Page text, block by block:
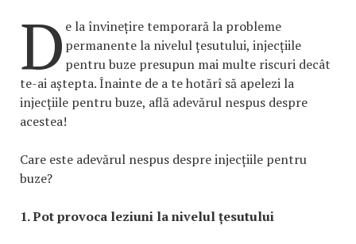
D e la învinețire temporară la probleme
permanente la nivelul țesutului, injecțiile
pentru buze presupun mai multe riscuri decât
te-ai aștepta. Înainte de a te hotărî să apelezi la
injecțiile pentru buze, află adevărul nespus despre
acestea!
Care este adevărul nespus despre injecțiile pentru
buze?
1. Pot provoca leziuni la nivelul țesutului